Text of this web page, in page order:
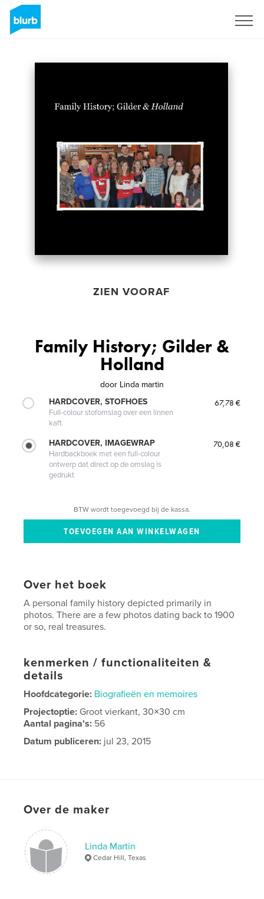
ZIEN VOORAF
Family History; Gilder &
Holland
door Linda martin
HARDCOVER, STOFHOES
Full-colour stofomslag over een linnen
kaft
67,78 €
HARDCOVER, IMAGEWRAP
Hardbackboek met een full-colour
ontwerp dat direct op de omslag is
gedrukt
70,08 €
BTW wordt toegevoegd bij de kassa.
Over het boek
A personal family history depicted primarily in
photos. There are a few photos dating back to 1900
or so, real treasures.
kenmerken / functionaliteiten &
details
Hoofdcategorie: Biografieën en memoires
Projectoptie: Groot vierkant, 30×30 cm
Aantal pagina's: 56
Datum publiceren: jul 23, 2015
Over de maker
Linda Martin
Cedar Hill, Texas